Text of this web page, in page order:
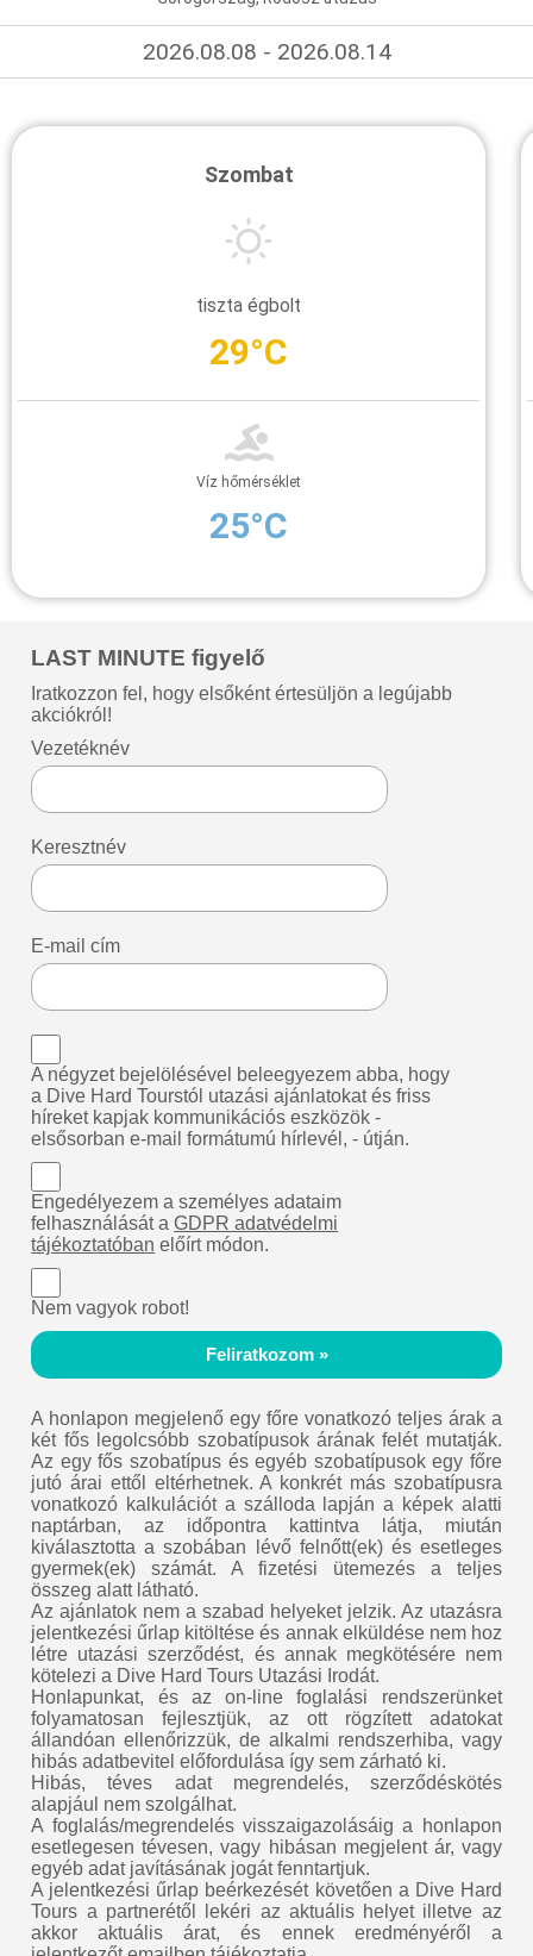
2026.08.08 - 2026.08.14
Szombat
tiszta égbolt
29°C
Víz hőmérséklet
25°C
LAST MINUTE figyelő
Iratkozzon fel, hogy elsőként értesüljön a legújabb
akciókról!
Vezetéknév
Keresztnév
E-mail cím
A négyzet bejelölésével beleegyezem abba, hogy
a Dive Hard Tourstól utazási ajánlatokat és friss
híreket kapjak kommunikációs eszközök -
elsősorban e-mail formátumú hírlevél, - útján.
Engedélyezem a személyes adataim
felhasználását aGDPR adatvédelmi
tájékoztatóban előírt módon.
Nem vagyok robot!
Feliratkozom »
A honlapon megjelenő egy főre vonatkozó teljes árak a
két fős legolcsóbb szobatípusok árának felét mutatják.
Az egy fős szobatípus és egyéb szobatípusok egy főre
jutó árai ettől eltérhetnek. A konkrét más szobatípusra
vonatkozó kalkulációt a szálloda lapján a képek alatti
naptárban, az időpontra kattintva látja, miután
kiválasztotta a szobában lévő felnőtt(ek) és esetleges
gyermek(ek) számát. A fizetési ütemezés a teljes
összeg alatt látható.
Az ajánlatok nem a szabad helyeket jelzik. Az utazásra
jelentkezési űrlap kitöltése és annak elküldése nem hoz
létre utazási szerződést, és annak megkötésére nem
kötelezi a Dive Hard Tours Utazási Irodát.
Honlapunkat, és az on-line foglalási rendszerünket
folyamatosan fejlesztjük, az ott rögzített adatokat
állandóan ellenőrizzük, de alkalmi rendszerhiba, vagy
hibás adatbevitel előfordulása így sem zárható ki.
Hibás, téves adat megrendelés, szerződéskötés
alapjául nem szolgálhat.
A foglalás/megrendelés visszaigazolásáig a honlapon
esetlegesen tévesen, vagy hibásan megjelent ár, vagy
egyéb adat javításának jogát fenntartjuk.
A jelentkezési űrlap beérkezését követően a Dive Hard
Tours a partnerétől lekéri az aktuális helyet illetve az
akkor aktuális árat, és ennek eredményéről a